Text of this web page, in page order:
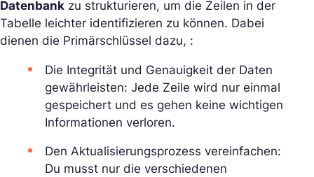
Datenbank zu strukturieren, um die Zeilen in der
Tabelle leichter identifizieren zu können. Dabei
dienen die Primärschlüssel dazu, :
Die Integrität und Genauigkeit der Daten
gewährleisten: Jede Zeile wird nur einmal
gespeichert und es gehen keine wichtigen
Informationen verloren.
Den Aktualisierungsprozess vereinfachen:
Du musst nur die verschiedenen